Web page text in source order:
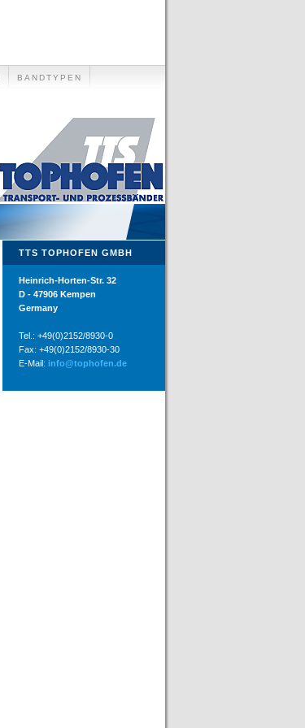
BANDTYPEN
TTS TOPHOFEN GMBH
Heinrich-Horten-Str. 32
D - 47906 Kempen
Germany
Tel.: +49(0)2152/8930-0
Fax: +49(0)2152/8930-30
E-Mail: info@tophofen.de